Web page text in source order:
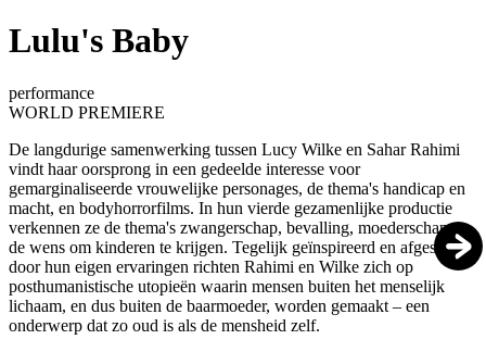
Lulu's Baby
performance
WORLD PREMIERE
De langdurige samenwerking tussen Lucy Wilke en Sahar Rahimi
vindt haar oorsprong in een gedeelde interesse voor
gemarginaliseerde vrouwelijke personages, de thema's handicap en
macht, en bodyhorrorfilms. In hun vierde gezamenlijke productie
verkennen ze de thema's zwangerschap, bevalling, moederschap en
de wens om kinderen te krijgen. Tegelijk geïnspireerd en afgeschrikt
door hun eigen ervaringen richten Rahimi en Wilke zich op
posthumanistische utopieën waarin mensen buiten het menselijk
lichaam, en dus buiten de baarmoeder, worden gemaakt – een
onderwerp dat zo oud is als de mensheid zelf.